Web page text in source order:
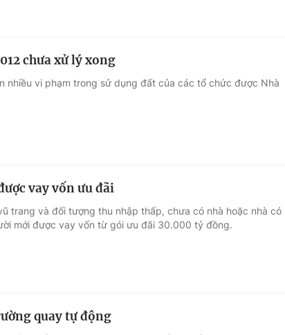
chưa xử lý xong
nhiều vi phạm trong sử dụng đất của các tổ chức được Nhà
vay vốn ưu đãi
trang và đối tượng thu nhập thấp, chưa có nhà hoặc nhà có
mới được vay vốn từ gói ưu đãi 30.000 tỷ đồng.
quay tự động